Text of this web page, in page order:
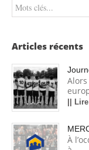
Articles récents
||
À